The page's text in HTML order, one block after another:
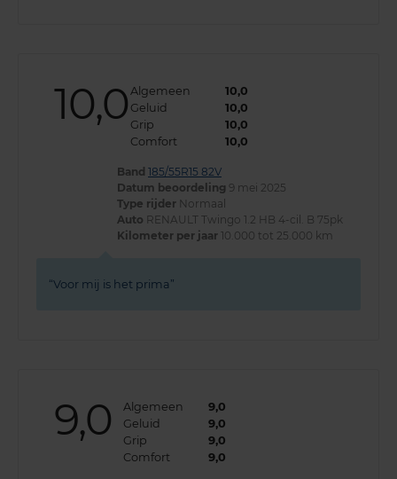
10,0 Algemeen
10,0
Geluid
10,0
Grip
10,0
Comfort
10,0
Band 185/55R15 82V
Datum beoordeling 9 mei 2025
Type rijder Normaal
Auto RENAULT Twingo 1.2 HB 4-cil. B 75pk
Kilometer per jaar 10.000 tot 25.000 km
Voor mij is het prima
9,0 Algemeen
9,0
Geluid
9,0
Grip
9,0
Comfort
9,0